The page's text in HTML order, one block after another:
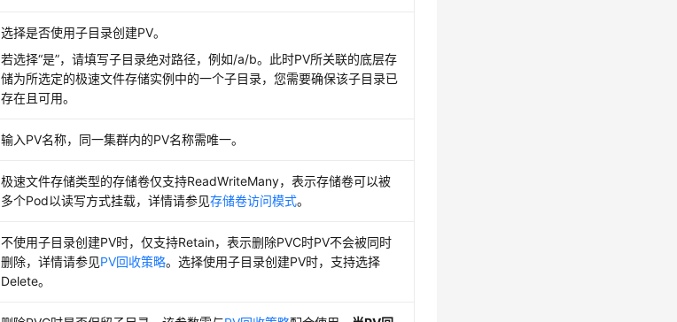
选择是否使用子目录创建PV。
若选择“是”，请填写子目录绝对路径，例如/a/b。此时PV所关联的底层存
储为所选定的极速文件存储实例中的一个子目录，您需要确保该子目录已
存在且可用。
输入PV名称，同一集群内的PV名称需唯一。
极速文件存储类型的存储卷仅支持ReadWriteMany，表示存储卷可以被
多个Pod以读写方式挂载，详情请参见存储卷访问模式。
不使用子目录创建PV时，仅支持Retain，表示删除PVC时PV不会被同时
删除，详情请参见PV回收策略。选择使用子目录创建PV时，支持选择
Delete。